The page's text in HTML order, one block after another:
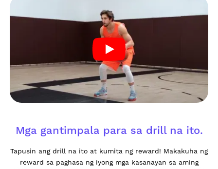
Mga gantimpala para sa drill na ito.
Tapusin ang drill na ito at kumita ng reward! Makakuha ng
reward sa paghasa ng iyong mga kasanayan sa aming